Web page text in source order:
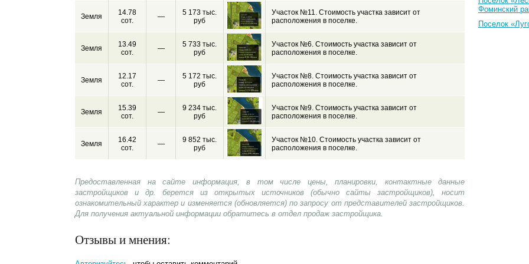
Земля
14.78
сот.
—
5 173 тыс.
руб
Участок №11. Стоимость участка зависит от
расположения в поселке.
Земля
13.49
сот.
—
5 733 тыс.
руб
Участок №6. Стоимость участка зависит от
расположения в поселке.
Земля
12.17
сот.
—
5 172 тыс.
руб
Участок №8. Стоимость участка зависит от
расположения в поселке.
Земля
15.39
сот.
—
9 234 тыс.
руб
Участок №9. Стоимость участка зависит от
расположения в поселке.
Земля
16.42
сот.
—
9 852 тыс.
руб
Участок №10. Стоимость участка зависит от
расположения в поселке.
Предоставленная на сайте информация, в том числе цены, планировки, контактные данные
застройщиков и др. берется из открытых источников (обычно сайты застройщиков), носит
ознакомительный характер и изменяется (обновляется) по запросу от представителей застройщиков.
Для получения актуальной информации обратитесь в отдел продаж застройщика.
Отзывы и мнения:
Фоминский
Поселок